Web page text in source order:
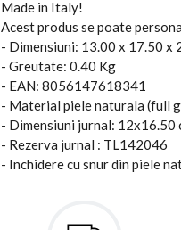
Made in Italy!
Acest produs se poate
- Dimensiuni: 13.00 x 17.50 x
- Greutate: 0.40 Kg
- EAN: 8056147618341
- Material piele naturala (full
- Dimensiuni jurnal: 12x16.50
- Rezerva jurnal : TL142046
- Inchidere cu snur din piele